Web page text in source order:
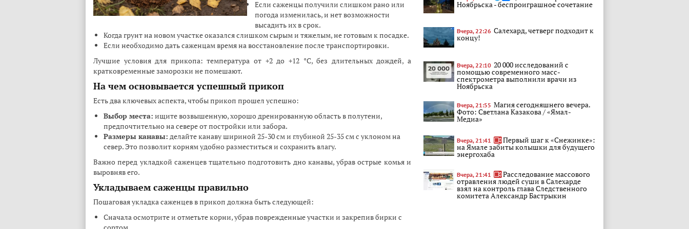
Если саженцы получили слишком рано или
погода изменилась, и нет возможности
высадить их в срок.
Когда грунт на новом участке оказался слишком сырым и тяжелым, не готовым к посадке.
Если необходимо дать саженцам время на восстановление после транспортировки.
Лучшие условия для прикопа: температура от +2 до +12 °C, без длительных дождей, а
кратковременные заморозки не помешают.
На чем основывается успешный прикоп
Есть два ключевых аспекта, чтобы прикоп прошел успешно:
Выбор места: ищите возвышенную, хорошо дренированную область в полутени,
предпочтительно на севере от постройки или забора.
Размеры канавы: делайте канаву шириной 25-30 см и глубиной 25-35 см с уклоном на
север. Это позволит корням удобно разместиться и сохранить влагу.
Важно перед укладкой саженцев тщательно подготовить дно канавы, убрав острые комья и
выровняв его.
Укладываем саженцы правильно
Пошаговая укладка саженцев в прикоп должна быть следующей:
Сначала осмотрите и отметьте корни, убрав поврежденные участки и закрепив бирки с
Ноябрьска - беспроиграшное сочетание
Вчера, 22:26 Салехард, четверг подходит к
концу!
Вчера, 22:10 20 000 исследований с
помощью современного масс-
спектрометра выполнили врачи из
Ноябрьска
Вчера, 21:55 Магия сегодняшнего вечера.
Фото: Светлана Казакова / «Ямал-
Медиа»
Вчера, 21:41 Первый шаг к «Снежинке»:
на Ямале забиты колышки для будущего
энергохаба
Вчера, 21:41 Расследование массового
отравления людей суши в Салехарде
взял на контроль глава Следственного
комитета Александр Бастрыкин